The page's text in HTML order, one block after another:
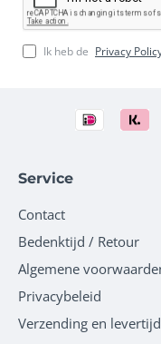
Ik heb de Privacy
Service
Contact
Bedenktijd / Retour
Algemene
Privacybeleid
Verzending en